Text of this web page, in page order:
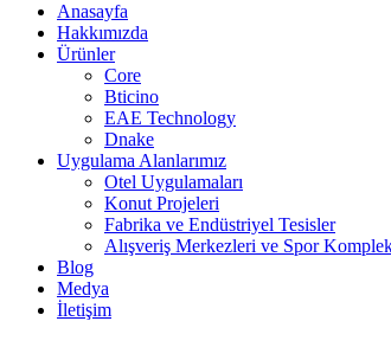
Anasayfa
Hakkımızda
Ürünler
Core
Bticino
EAE Technology
Dnake
Uygulama Alanlarımız
Otel Uygulamaları
Konut Projeleri
Fabrika ve Endüstriyel Tesisler
Alışveriş Merkezleri ve Spor
Blog
Medya
İletişim